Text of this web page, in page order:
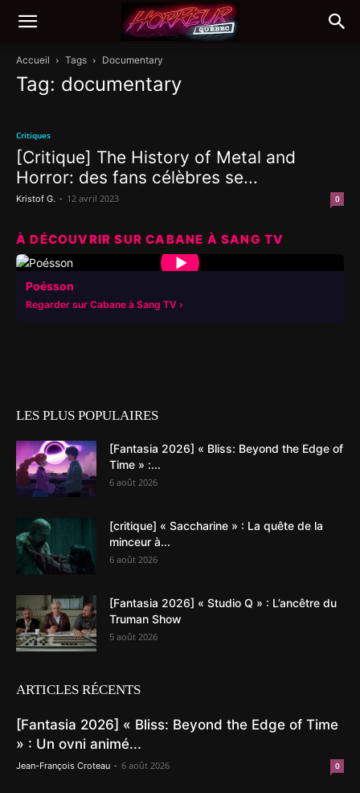
Accueil Tags Documentary
Tag: documentary
Critiques
[Critique] The History of Metal and
Horror: des fans célèbres se...
Kristof G. - 12 avril 2023 0
À DÉCOUVRIR SUR CABANE À SANG TV
▶
Poésson
Regarder sur Cabane à Sang TV
LES PLUS POPULAIRES
[Fantasia 2026] « Bliss: Beyond the Edge of
Time » :...
6 août 2026
[critique] « Saccharine » : La quête de la
minceur à...
6 août 2026
[Fantasia 2026] « Studio Q » : L’ancêtre du
Truman Show
5 août 2026
ARTICLES RÉCENTS
[Fantasia 2026] « Bliss: Beyond the Edge of Time
» : Un ovni animé...
Jean-François Croteau - 6 août 2026 0